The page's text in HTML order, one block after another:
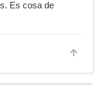
Es cosa de